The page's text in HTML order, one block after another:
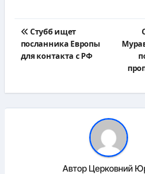
по
записям
Стубб ищет
посланника Европы
для контакта с РФ
Автор Церковний